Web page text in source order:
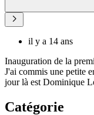
il y a 14 ans
Inauguration de la
J'ai commis une petite
jour là est Dominique
Catégorie